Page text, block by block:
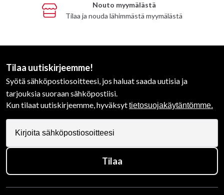
Nouto myymälästä
Tilaa ja nouda lähimmästä myymälästä
Tilaa uutiskirjeemme!
Syötä sähköpostiosoitteesi, jos haluat saada uutisia ja
tarjouksia suoraan sähköpostiisi.
Kun tilaat uutiskirjeemme, hyväksyttietosuojakäytäntömme.
Tilaa